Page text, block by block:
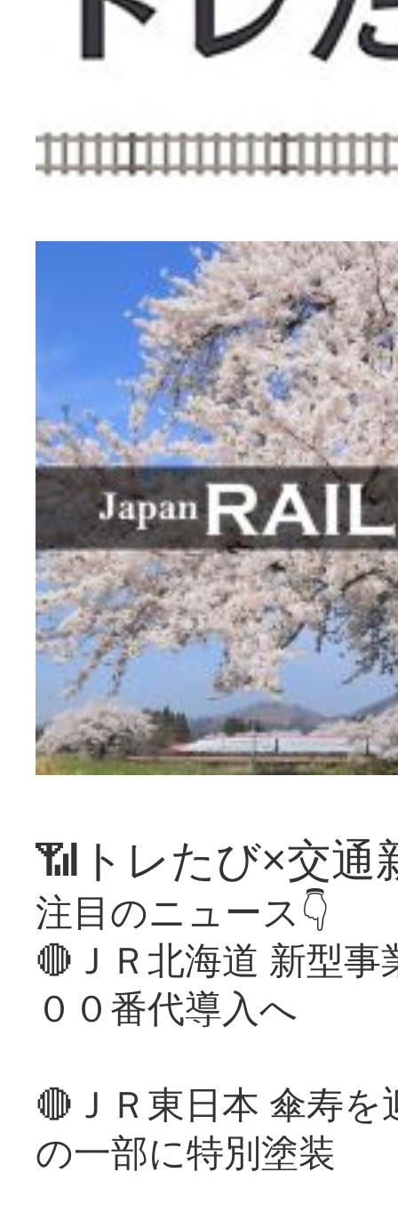
📶トレたび×交通
注目のニュース👇
🔴ＪＲ北海道 新型
００番代導入へ
🔴ＪＲ東日本 傘寿
の一部に特別塗装